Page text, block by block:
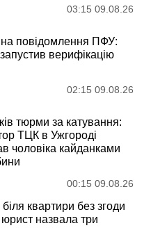
03:15 09.08.26
на повідомлення ПФУ:
верифікацію
02:15 09.08.26
тюрми за катування:
ТЦК в Ужгороді
чоловіка кайданками
00:15 09.08.26
квартири без згоди
юрист назвала три